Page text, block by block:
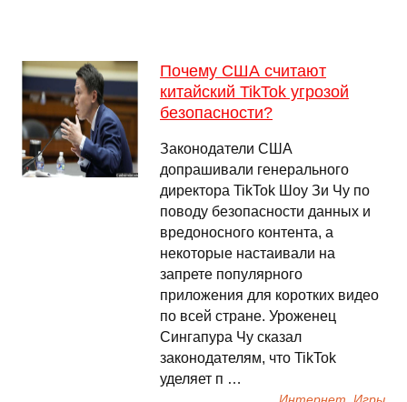
Почему США считают
китайский TikTok угрозой
безопасности?
Законодатели США
допрашивали генерального
директора TikTok Шоу Зи Чу по
поводу безопасности данных и
вредоносного контента, а
некоторые настаивали на
запрете популярного
приложения для коротких видео
по всей стране. Уроженец
Сингапура Чу сказал
законодателям, что TikTok
уделяет п …